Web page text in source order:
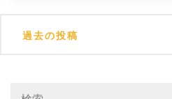
過去の投稿